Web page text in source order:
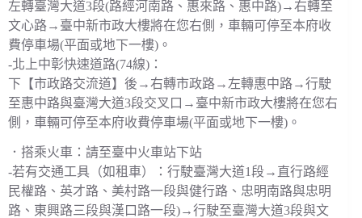
左轉臺灣大道3段(路經河南路、惠來路、惠中路)→右轉至
文心路→臺中新市政大樓將在您右側，車輛可停至本府收
費停車場(平面或地下一樓)。
-北上中彰快速道路(74線)：
下【市政路交流道】後→右轉市政路→左轉惠中路→行駛
至惠中路與臺灣大道3段交叉口→臺中新市政大樓將在您右
側，車輛可停至本府收費停車場(平面或地下一樓)。
．搭乘火車：請至臺中火車站下站
-若有交通工具（如租車）：行駛臺灣大道1段→直行路經
民權路、英才路、美村路一段與健行路、忠明南路與忠明
路、東興路三段與漢口路一段)→行駛至臺灣大道3段與文